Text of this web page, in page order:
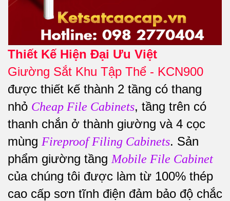
Thiết Kế Hiện Đại Ưu Việt
Giường Sắt Khu Tập Thể - KCN900
được thiết kế thành 2 tầng có thang
nhỏ Cheap File Cabinets, tầng trên có
thanh chắn ở thành giường và 4 cọc
mùng Fireproof Filing Cabinets. Sản
phẩm giường tầng Mobile File Cabinet
của chúng tôi được làm từ 100% thép
cao cấp sơn tĩnh điện đảm bảo độ chắc